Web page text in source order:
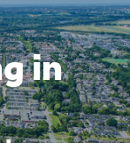
in